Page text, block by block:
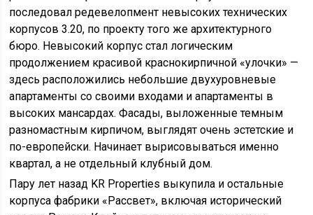
последовал редевелопмент невысоких технических
корпусов 3.20, по проекту того же архитектурного
бюро. Невысокий корпус стал логическим
продолжением красивой краснокирпичной «улочки» —
здесь расположились небольшие двухуровневые
апартаменты со своими входами и апартаменты в
высоких мансардах. Фасады, выложенные темным
разномастным кирпичом, выглядят очень эстетские и
по-европейски. Начинает вырисовываться именно
квартал, а не отдельный клубный дом.
Пару лет назад KR Properties выкупила и остальные
корпуса фабрики «Рассвет», включая исторический